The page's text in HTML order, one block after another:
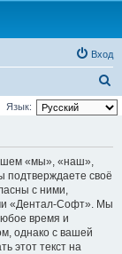
Вход
о
Язык:
«мы», «наш»,
подтверждаете своё
с ними,
«Дентал-Софт». Мы
время и
однако с вашей
этот текст на